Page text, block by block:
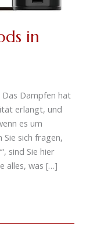
in
Das Dampfen hat
erlangt, und
es um
sich fragen,
sind Sie hier
alles, was […]